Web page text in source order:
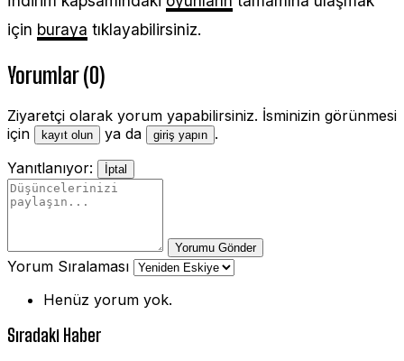
için buraya tıklayabilirsiniz.
Yorumlar (0)
Ziyaretçi olarak yorum yapabilirsiniz. İsminizin görünmesi
için
kayıt olun ya da giriş yapın .
Yanıtlanıyor:
İptal
Yorumu Gönder
Yorum Sıralaması
Henüz yorum yok.
Sıradaki Haber